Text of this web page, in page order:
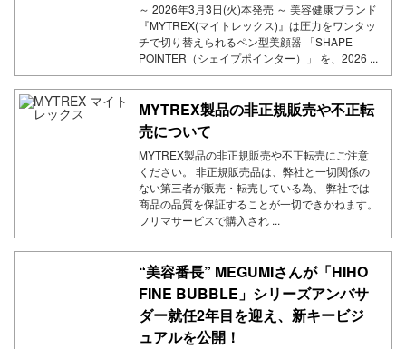
～ 2026年3月3日(火)本発売 ～ 美容健康ブランド
『MYTREX(マイトレックス)』は圧力をワンタッ
チで切り替えられるペン型美顔器 「SHAPE
POINTER（シェイプポインター）」 を、2026 ...
MYTREX製品の非正規販売や不正転
売について
MYTREX製品の非正規販売や不正転売にご注意
ください。 非正規販売品は、弊社と一切関係の
ない第三者が販売・転売している為、 弊社では
商品の品質を保証することが一切できかねます。
フリマサービスで購入され ...
“美容番長” MEGUMIさんが「HIHO
FINE BUBBLE」シリーズアンバサ
ダー就任2年目を迎え、新キービジ
ュアルを公開！